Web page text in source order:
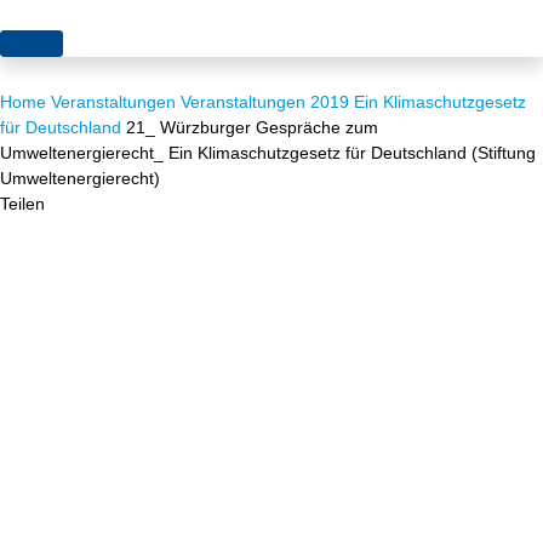
Themen
Akzeptanz
Europa
Projekte
Publikationen
Home Veranstaltungen Veranstaltungen 2019 Ein Klimaschutzgesetz
für Deutschland 21_ Würzburger Gespräche zum
Umweltenergierecht_ Ein Klimaschutzgesetz für Deutschland (Stiftung
Umweltenergierecht)
Teilen